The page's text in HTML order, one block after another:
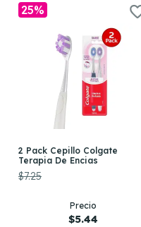
25%
2 Pack Cepillo Colgate
Terapia De Encias
$7.25
Precio
$5.44